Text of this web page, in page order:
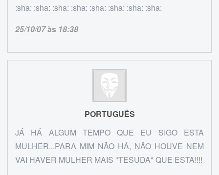
:sha: :sha: :sha: :sha: :sha: :sha: :sha: :sha:
25/10/07às 18:38
PORTUGUÊS
JÁ HÁ ALGUM TEMPO QUE EU SIGO ESTA
MULHER...PARA MIM NÃO HÁ, NÃO HOUVE NEM
VAI HAVER MULHER MAIS "TESUDA" QUE ESTA!!!!